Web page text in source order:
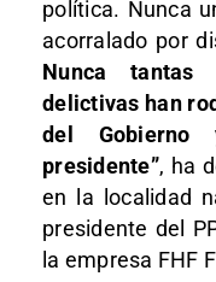
política. Nunca
acorralado por
Nunca tantas
delictivas han
del
presidente”, ha
en la localidad
presidente del
la empresa FHF